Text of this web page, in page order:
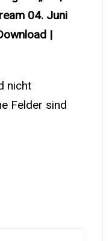
04. Juni
|
nicht
Felder sind